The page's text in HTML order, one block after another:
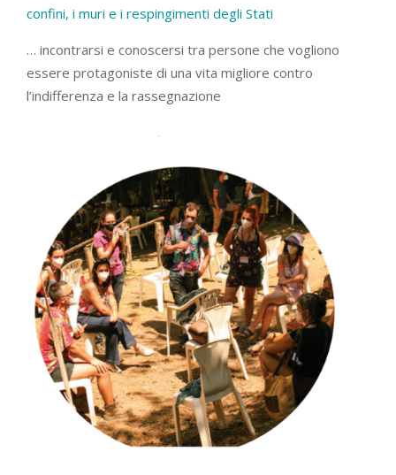
confini, i muri e i respingimenti degli Stati
… incontrarsi e conoscersi tra persone che vogliono
essere protagoniste di una vita migliore contro
l’indifferenza e la rassegnazione